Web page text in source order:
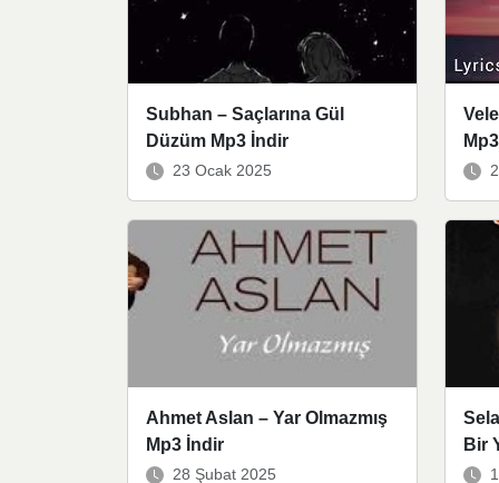
Subhan – Saçlarına Gül
Düzüm Mp3 İndir
23 Ocak 2025
Ahmet Aslan – Yar Olmazmış
Mp3 İndir
28 Şubat 2025
Bir